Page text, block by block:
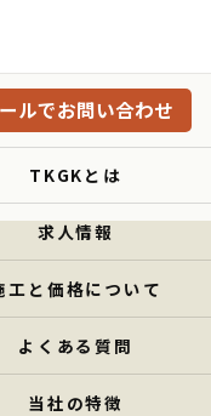
ルでお問い合わせ
TKGKとは
求人情報
工と価格について
よくある質問
当社の特徴